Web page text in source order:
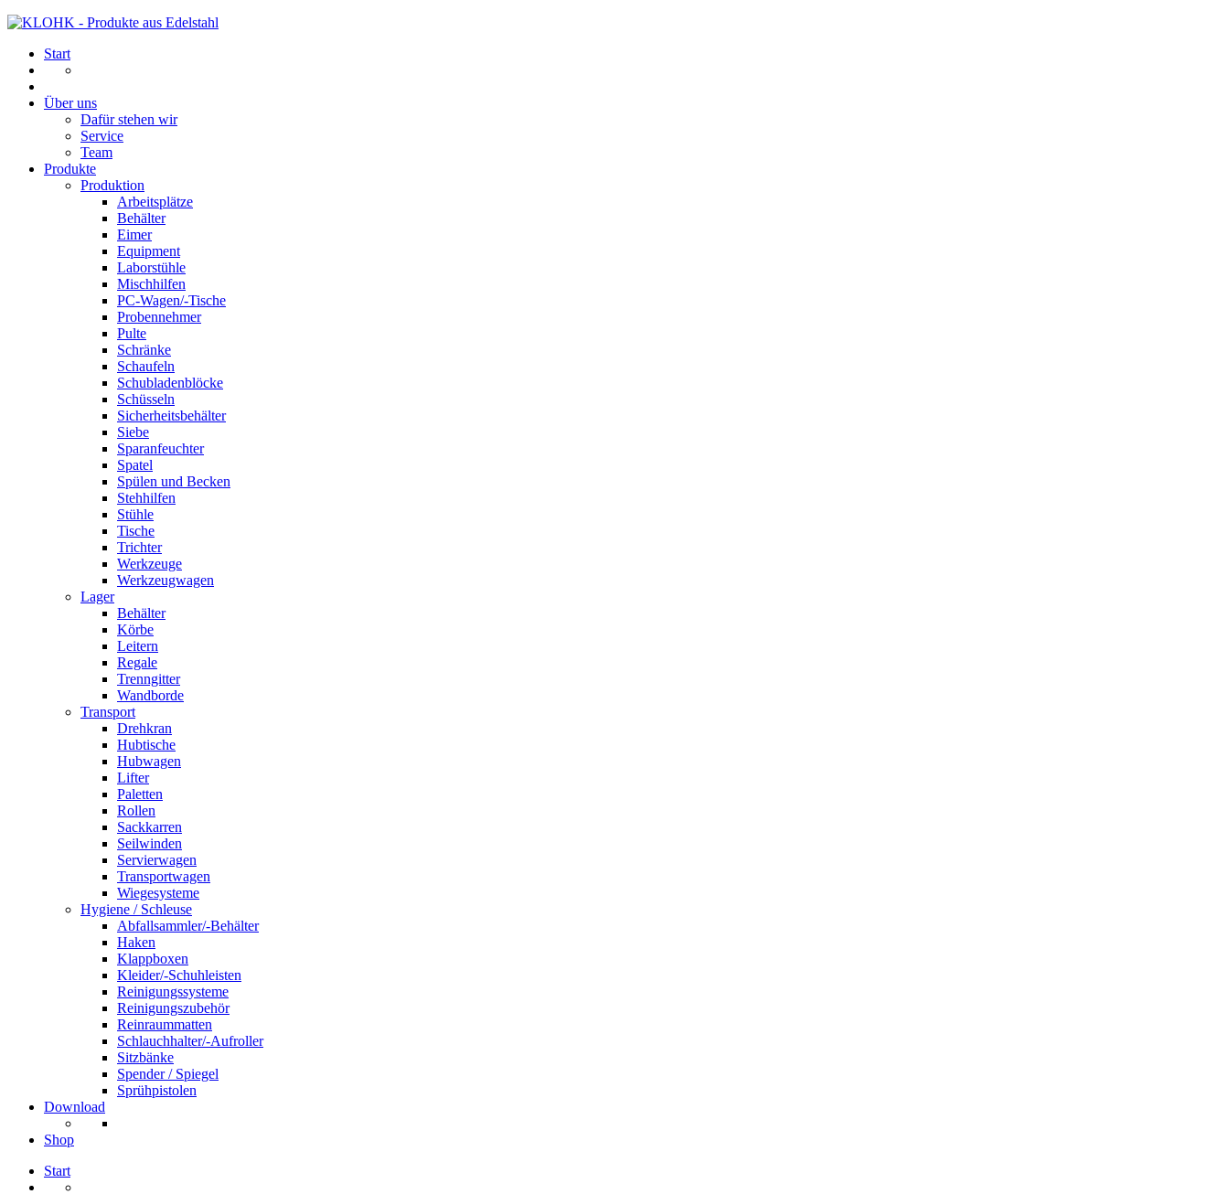
Start
Über uns
Dafür stehen wir
Service
Team
Produkte
Produktion
Arbeitsplätze
Behälter
Eimer
Equipment
Laborstühle
Mischhilfen
PC-Wagen/-Tische
Probennehmer
Pulte
Schränke
Schaufeln
Schubladenblöcke
Schüsseln
Sicherheitsbehälter
Siebe
Sparanfeuchter
Spatel
Spülen und Becken
Stehhilfen
Stühle
Tische
Trichter
Werkzeuge
Werkzeugwagen
Lager
Behälter
Körbe
Leitern
Regale
Trenngitter
Wandborde
Transport
Drehkran
Hubtische
Hubwagen
Lifter
Paletten
Rollen
Sackkarren
Seilwinden
Servierwagen
Transportwagen
Wiegesysteme
Hygiene / Schleuse
Abfallsammler/-Behälter
Haken
Klappboxen
Kleider/-Schuhleisten
Reinigungssysteme
Reinigungszubehör
Reinraummatten
Schlauchhalter/-Aufroller
Sitzbänke
Spender / Spiegel
Sprühpistolen
Download
Shop
Start